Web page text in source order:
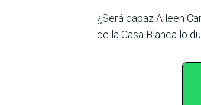
¿Será capaz Aileen
de la Casa Blanca lo